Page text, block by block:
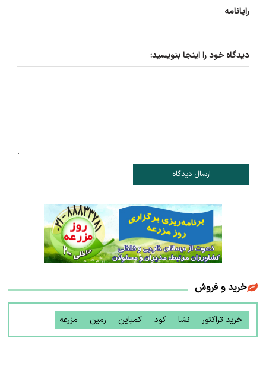
رایانامه
دیدگاه خود را اینجا بنویسید:
ارسال دیدگاه
خرید و فروش
خرید تراکتور نشا کود کمباین زمین مزرعه